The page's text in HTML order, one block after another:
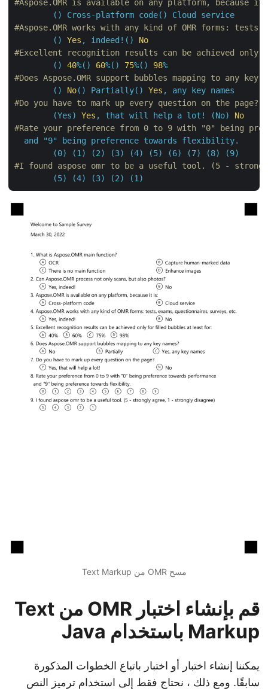
#Aspose.OMR is available on any platform,
() Cross-platform code() Cloud service
#Aspose.OMR works with any kind of OMR forms:
() Yes , indeed!() No
#Excellent recognition results can be achieved
() 40%() 60%() 75%() 98
#Does Aspose.OMR support bubbles mapping to any key
() No () Partially() Yes , any key names
#Do you have to mark up every question on the page?
(Yes) Yes , that will help a lot! (No) No
#Rate your preference from 0 to 9 with "0" being
and
"9" being preference towards flexibility.
(0)
(1) (2) (3) (4) (5) (6) (7) (8)
(9)
#I found aspose omr to be a useful tool. (5 -
(5)
(4) (3) (2) (1)
مسح OMR من Text Markup
قم بإنشاء اختبار OMR من Text
Markup باستخدام Java
يمكننا إنشاء اختبار أو اختبار باتباع الخطوات المذكورة
سابقًا. ومع ذلك ، نحتاج فقط إلى استخدام ترميز النص